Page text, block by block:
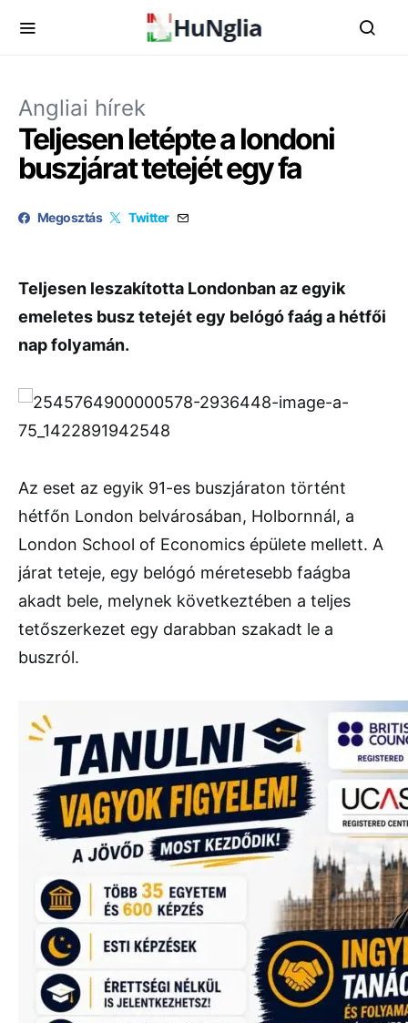
Angliai hírek
Teljesen letépte a londoni
buszjárat tetejét egy fa
Megosztás Twitter
Teljesen leszakította Londonban az egyik
emeletes busz tetejét egy belógó faág a hétfői
nap folyamán.
Az eset az egyik 91-es buszjáraton történt
hétfőn London belvárosában, Holbornnál, a
London School of Economics épülete mellett. A
járat teteje, egy belógó méretesebb faágba
akadt bele, melynek következtében a teljes
tetőszerkezet egy darabban szakadt le a
buszról.